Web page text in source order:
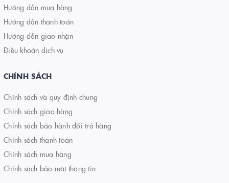
Hướng dẫn mua hàng
Hướng dẫn thanh toán
Hướng dẫn giao nhận
Điều khoản dịch vụ
CHÍNH SÁCH
Chính sách và quy định chung
Chính sách giao hàng
Chính sách bảo hành đổi trả hàng
Chính sách thanh toán
Chính sách mua hàng
Chính sách bảo mật thông tin